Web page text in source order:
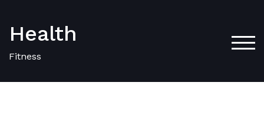
content
Health
Fitness